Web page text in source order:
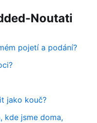
Noutati
pojetí a podání?
jako kouč?
kde jsme doma,